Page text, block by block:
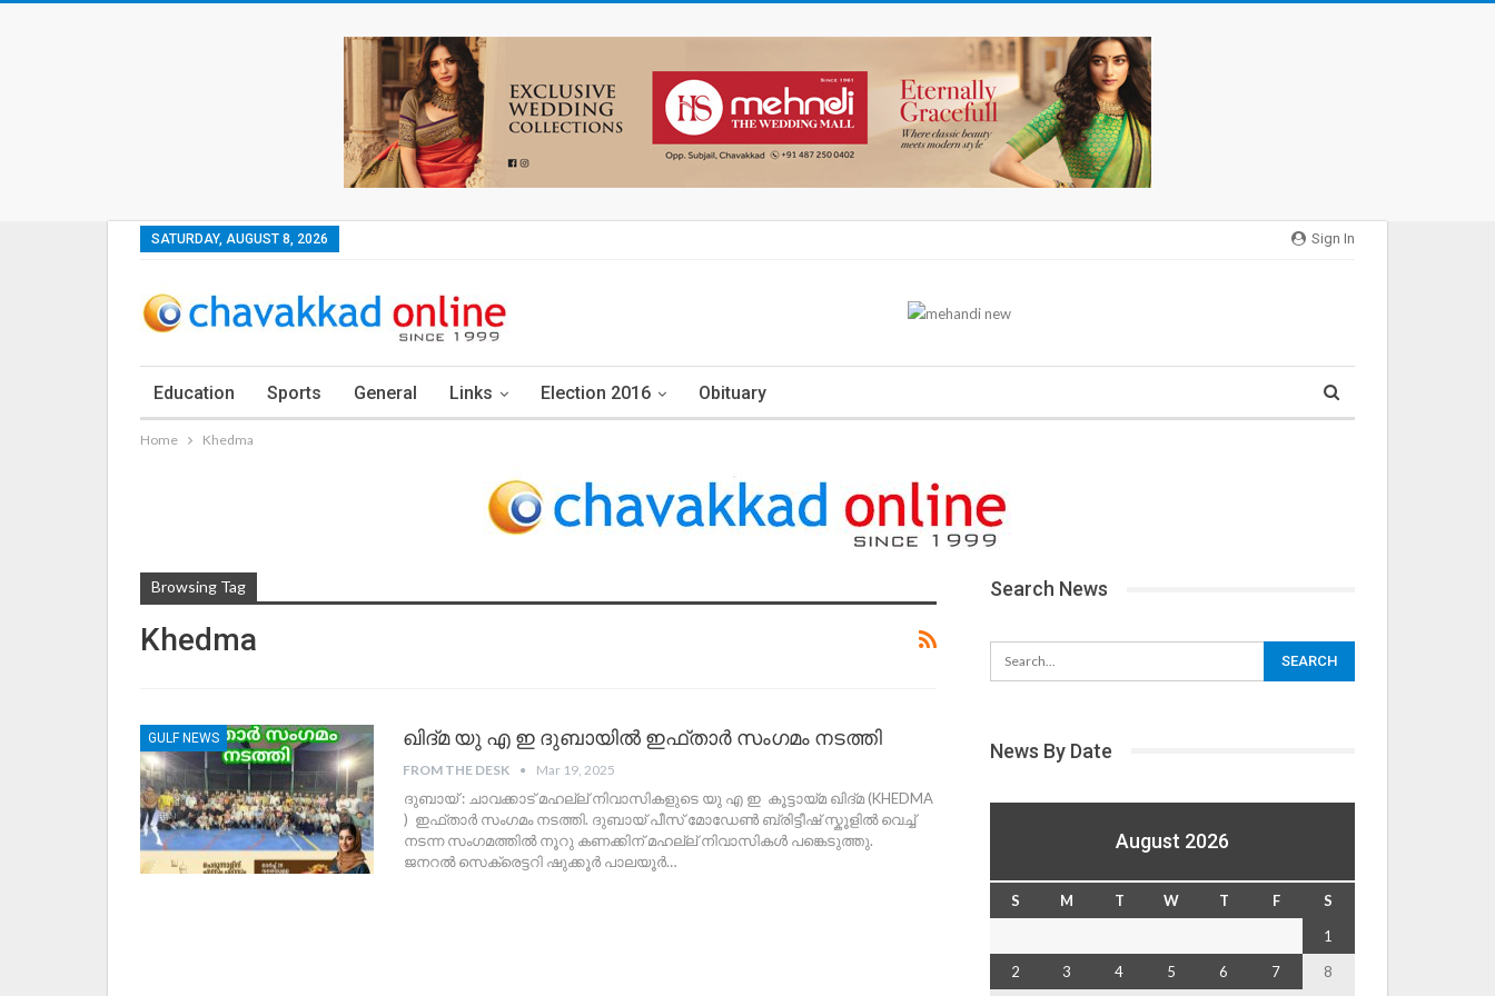
Sign In
SATURDAY, AUGUST 8, 2026
Education Sports General Links Election 2016 Obituary
Home Khedma
Browsing Tag
Khedma
GULF NEWS ഖിദ്മ യു എ ഇ ദുബായിൽ ഇഫ്താർ സംഗമം നടത്തി
FROM THE DESK Mar 19, 2025
ദുബായ് : ചാവക്കാട് മഹല്ല് നിവാസികളുടെ യു എ ഇ കൂട്ടായ്‌മ ഖിദ്മ (KHEDMA
) ഇഫ്താർ സംഗമം നടത്തി. ദുബായ് പീസ് മോഡേൺ ബ്രിട്ടീഷ് സ്കൂളിൽ വെച്ച്
നടന്ന സംഗമത്തിൽ നൂറു കണക്കിന് മഹല്ല് നിവാസികൾ പങ്കെടുത്തു.
ജനറൽ സെക്രെട്ടറി ഷുക്കൂർ പാലയൂർ…
Search News
News By Date
August 2026
S M T W T F
S
1
2
3 4 5 6 7 8